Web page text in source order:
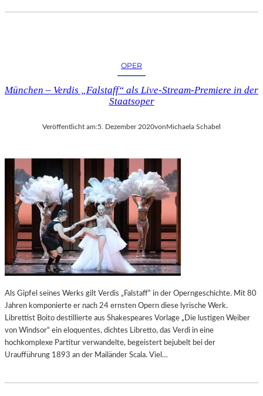
OPER
München – Verdis „Falstaff“ als Live-Stream-Premiere in der
Staatsoper
Veröffentlicht am:5. Dezember 2020vonMichaela Schabel
Als Gipfel seines Werks gilt Verdis „Falstaff“ in der Operngeschichte. Mit 80
Jahren komponierte er nach 24 ernsten Opern diese lyrische Werk.
Librettist Boito destillierte aus Shakespeares Vorlage „Die lustigen Weiber
von Windsor“ ein eloquentes, dichtes Libretto, das Verdi in eine
hochkomplexe Partitur verwandelte, begeistert bejubelt bei der
Uraufführung 1893 an der Mailänder Scala. Viel…